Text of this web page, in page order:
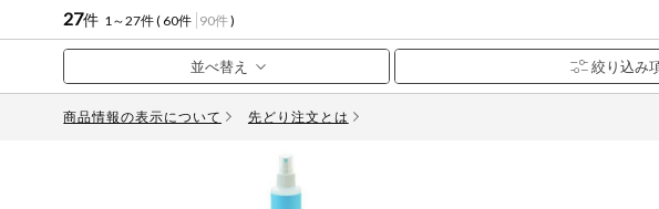
注文番号注文
お気に入り注文
注文履歴注文
パン・ジャム
豆腐・納豆・
こんにゃく
カテゴリ
27件 1～27件 ( 60件 90件)
商品情報の表示について 先どり注文とは